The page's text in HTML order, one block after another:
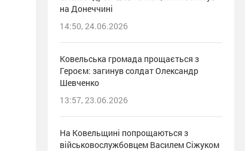
на Донеччині
14:50, 24.06.2026
Ковельська громада прощається з
Героєм: загинув солдат Олександр
Шевченко
13:57, 23.06.2026
На Ковельщині попрощаються з
військовослужбовцем Василем Сіжуком